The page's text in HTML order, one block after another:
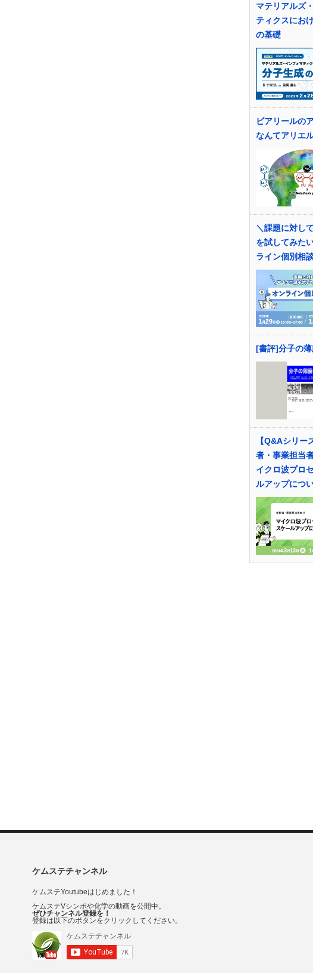
マテリアルズ
ティクスにお
の基礎
ビアリールの
なんてアリエ
＼課題に対し
を試してみた
ライン個別相
[書評]分子の
【Q&Aシリ
者・事業担当
イクロ波プロ
ルアップにつ
ケムステチャンネル
ケムステYoutubeはじめました！
ケムステVシンポや化学の動画を公開中。
ぜひチャンネル登録を！
登録は以下のボタンをクリックしてください。